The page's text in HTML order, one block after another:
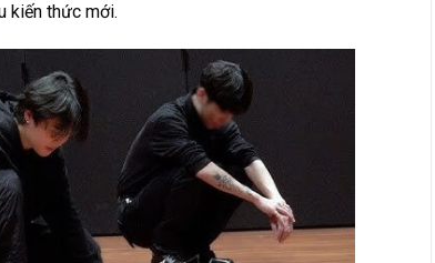
kiến thức mới.